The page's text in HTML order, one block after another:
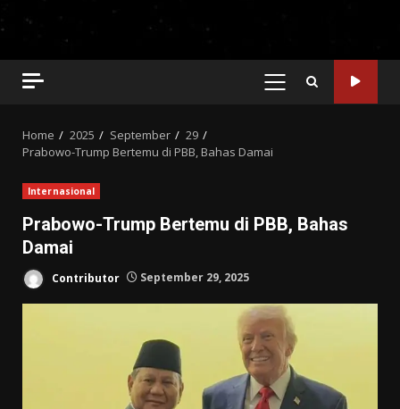
PRIMARY
Home 2025 September
29
Prabowo-Trump Bertemu di PBB, Bahas Damai
Internasional
Prabowo-Trump Bertemu di PBB, Bahas
Damai
Contributor September 29, 2025